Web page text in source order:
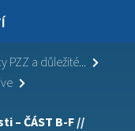
PZZ a důležité...
– ČÁST B-F //